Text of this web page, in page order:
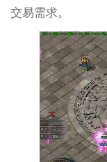
交易需求。